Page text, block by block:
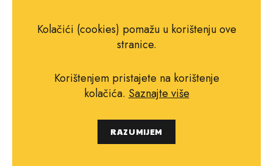
Uvjeti korištenja
Pravila o kolačićima
Impressum
Copyright © 2010.-2021. najboljeknjige.com.
Kolačići (cookies) pomažu u korištenju ove
stranice.
Korištenjem pristajete na korištenje
kolačića. Saznajte više
RAZUMIJEM